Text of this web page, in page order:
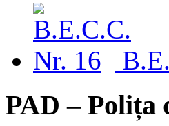
PAD – Polița